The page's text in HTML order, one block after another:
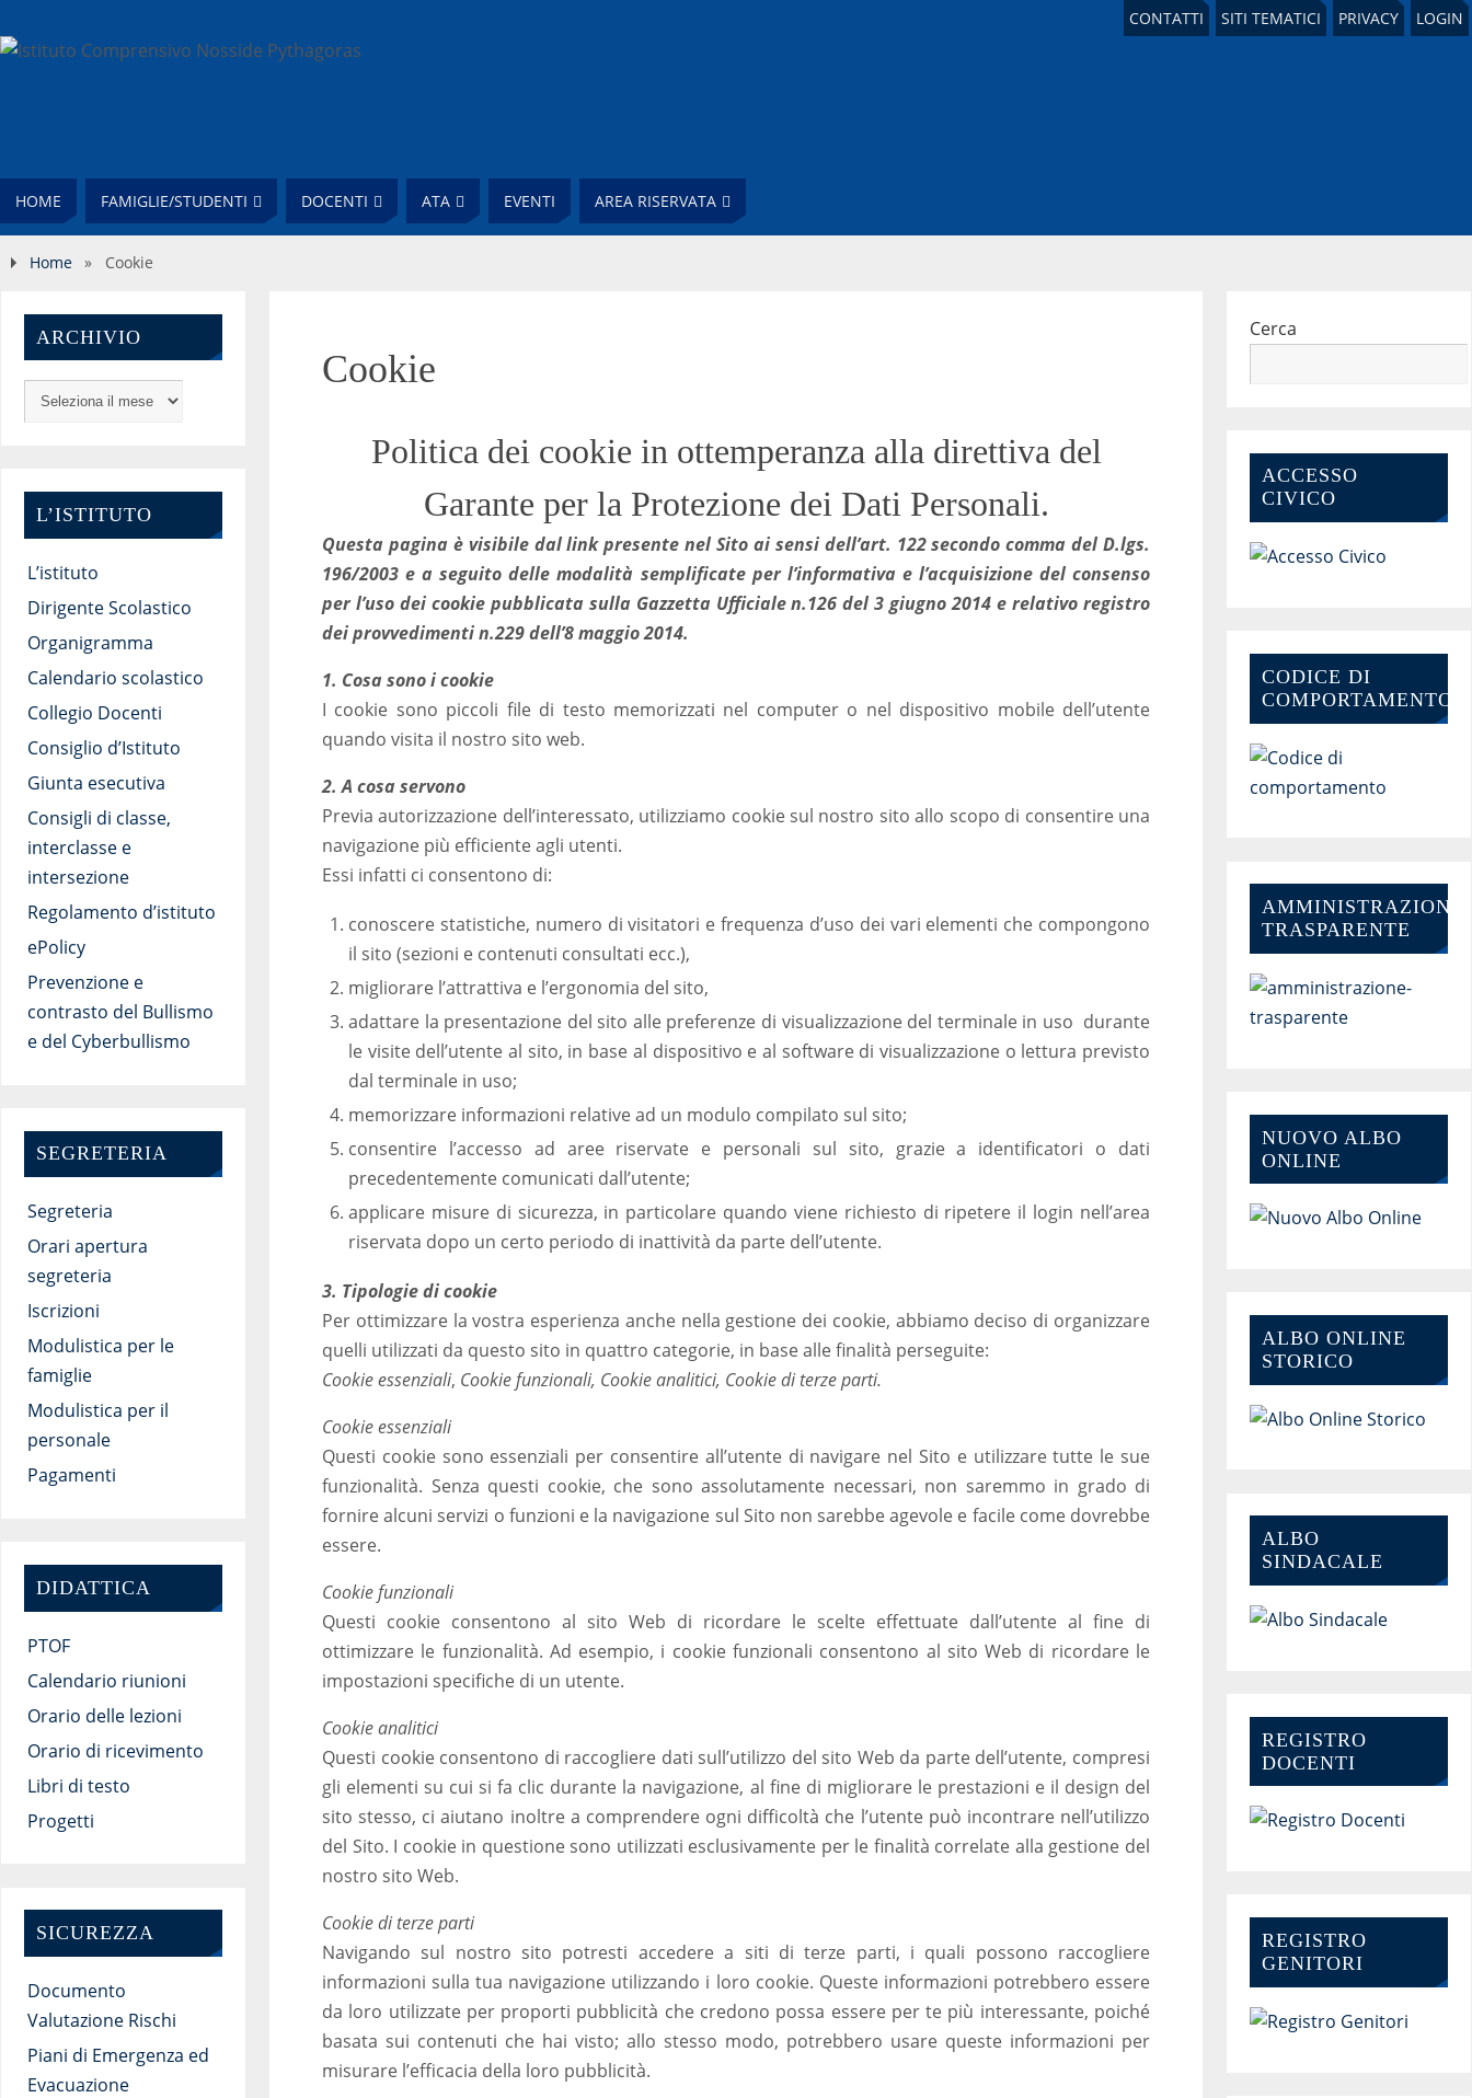
CONTATTI SITI TEMATICI PRIVACY LOGIN
HOME FAMIGLIE/STUDENTI DOCENTI ATA EVENTI AREA RISERVATA
Home » Cookie
Cookie
Politica dei cookie in ottemperanza alla direttiva del
Garante per la Protezione dei Dati Personali.
Questa pagina è visibile dal link presente nel Sito ai sensi dell’art. 122 secondo comma del D.lgs.
196/2003 e a seguito delle modalità semplificate per l’informativa e l’acquisizione del consenso
per l’uso dei cookie pubblicata sulla Gazzetta Ufficiale n.126 del 3 giugno 2014 e relativo registro
dei provvedimenti n.229 dell’8 maggio 2014.
1. Cosa sono i cookie
I cookie sono piccoli file di testo memorizzati nel computer o nel dispositivo mobile dell’utente
quando visita il nostro sito web.
2. A cosa servono
Previa autorizzazione dell’interessato, utilizziamo cookie sul nostro sito allo scopo di consentire una
navigazione più efficiente agli utenti.
Essi infatti ci consentono di:
conoscere statistiche, numero di visitatori e frequenza d’uso dei vari elementi che compongono
il sito (sezioni e contenuti consultati ecc.),
migliorare l’attrattiva e l’ergonomia del sito,
adattare la presentazione del sito alle preferenze di visualizzazione del terminale in uso durante
le visite dell’utente al sito, in base al dispositivo e al software di visualizzazione o lettura previsto
dal terminale in uso;
memorizzare informazioni relative ad un modulo compilato sul sito;
consentire l’accesso ad aree riservate e personali sul sito, grazie a identificatori o dati
precedentemente comunicati dall’utente;
applicare misure di sicurezza, in particolare quando viene richiesto di ripetere il login nell’area
riservata dopo un certo periodo di inattività da parte dell’utente.
3. Tipologie di cookie
Per ottimizzare la vostra esperienza anche nella gestione dei cookie, abbiamo deciso di organizzare
quelli utilizzati da questo sito in quattro categorie, in base alle finalità perseguite:
Cookie essenziali, Cookiefunzionali, Cookie analitici, Cookie di terze parti.
Cookie essenziali
Questi cookie sono essenziali per consentire all’utente di navigare nel Sito e utilizzare tutte le sue
funzionalità. Senza questi cookie, che sono assolutamente necessari, non saremmo in grado di
fornire alcuni servizi o funzioni e la navigazione sul Sito non sarebbe agevole e facile come dovrebbe
essere.
Cookie funzionali
Questi cookie consentono al sito Web di ricordare le scelte effettuate dall’utente al fine di
ottimizzare le funzionalità. Ad esempio, i cookie funzionali consentono al sito Web di ricordare le
impostazioni specifiche di un utente.
Cookie analitici
Questi cookie consentono di raccogliere dati sull’utilizzo del sito Web da parte dell’utente, compresi
gli elementi su cui si fa clic durante la navigazione, al fine di migliorare le prestazioni e il design del
sito stesso, ci aiutano inoltre a comprendere ogni difficoltà che l’utente può incontrare nell’utilizzo
del Sito. I cookie in questione sono utilizzati esclusivamente per le finalità correlate alla gestione del
nostro sito Web.
Cookie di terze parti
Navigando sul nostro sito potresti accedere a siti di terze parti, i quali possono raccogliere
informazioni sulla tua navigazione utilizzando i loro cookie. Queste informazioni potrebbero essere
da loro utilizzate per proporti pubblicità che credono possa essere per te più interessante, poiché
basata sui contenuti che hai visto; allo stesso modo, potrebbero usare queste informazioni per
misurare l’efficacia della loro pubblicità.
ARCHIVIO
L’ISTITUTO
L’istituto
Dirigente Scolastico
Organigramma
Calendario scolastico
Collegio Docenti
Consiglio d’Istituto
Giunta esecutiva
Consigli di classe,
interclasse e
intersezione
Regolamento d’istituto
ePolicy
Prevenzione e
contrasto del Bullismo
e del Cyberbullismo
SEGRETERIA
Segreteria
Orari apertura
segreteria
Iscrizioni
Modulistica per le
famiglie
Modulistica per il
personale
Pagamenti
DIDATTICA
PTOF
Calendario riunioni
Orario delle lezioni
Orario di ricevimento
Libri di testo
Progetti
SICUREZZA
Documento
Valutazione Rischi
Piani di Emergenza ed
Evacuazione
Cerca
ACCESSO
CIVICO
CODICE DI
COMPORTAMENTO
AMMINISTRAZIONE-
TRASPARENTE
NUOVO ALBO
ONLINE
ALBO ONLINE
STORICO
ALBO
SINDACALE
REGISTRO
DOCENTI
REGISTRO
GENITORI